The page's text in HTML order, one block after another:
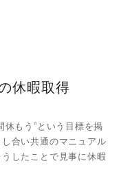
休暇取得
休もう”という目標を掲
合い共通のマニュアル
したことで見事に休暇